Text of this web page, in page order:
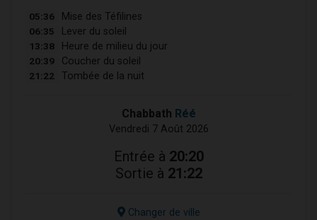
05:36 Mise des Téfilines
06:35 Lever du soleil
13:38 Heure de milieu du jour
20:39 Coucher du soleil
21:22 Tombée de la nuit
Chabbath Réé
Vendredi 7 Août 2026
Entrée à 20:20
Sortie à 21:22
Changer de ville